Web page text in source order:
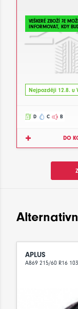
VEŠKERÉ ZBOŽÍ JE
INFORMOVAT, KDY
Nejpozději 12.8. u
D C B
DO
APLUS
A869 215/60 R16